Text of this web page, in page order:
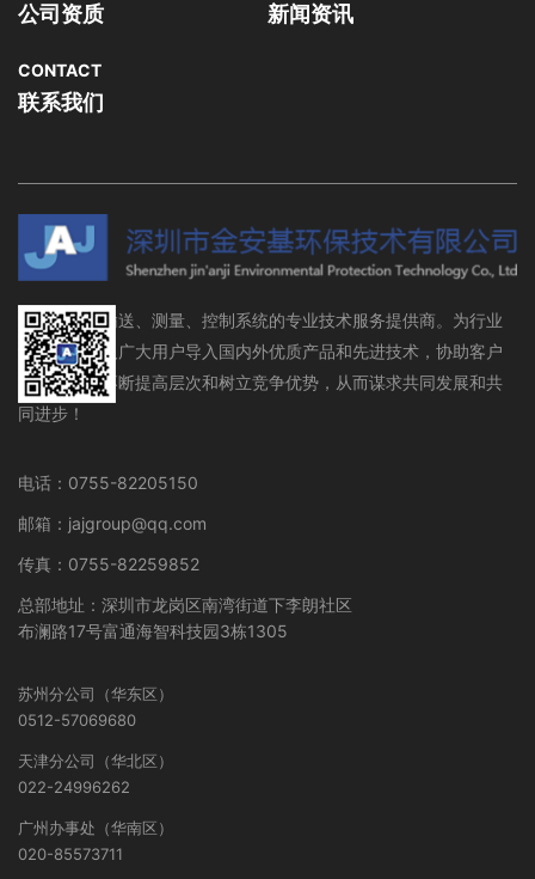
公司资质 新闻资讯
CONTACT
联系我们
流体存储、输送、测量、控制系统的专业技术服务提供商。为行业
设备制造商及广大用户导入国内外优质产品和先进技术，协助客户
在行业领域不断提高层次和树立竞争优势，从而谋求共同发展和共
同进步！
电话：0755-82205150
邮箱：jajgroup@qq.com
传真：0755-82259852
总部地址：深圳市龙岗区南湾街道下李朗社区
布澜路17号富通海智科技园3栋1305
苏州分公司（华东区）
0512-57069680
天津分公司（华北区）
022-24996262
广州办事处（华南区）
020-85573711